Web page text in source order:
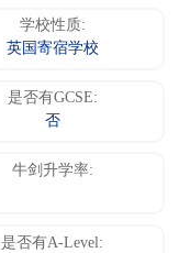
学校性质:
英国寄宿学校
是否有GCSE:
否
牛剑升学率:
是否有A-Level: